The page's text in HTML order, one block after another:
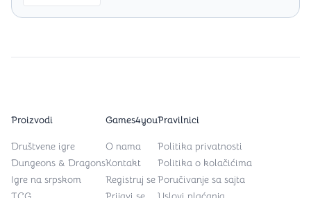
Proizvodi
Društvene igre
Dungeons & Dragons
Igre na srpskom
Games4you
O nama
Kontakt
Registruj se
Pravilnici
Politika privatnosti
Politika o kolačićima
Poručivanje sa sajta